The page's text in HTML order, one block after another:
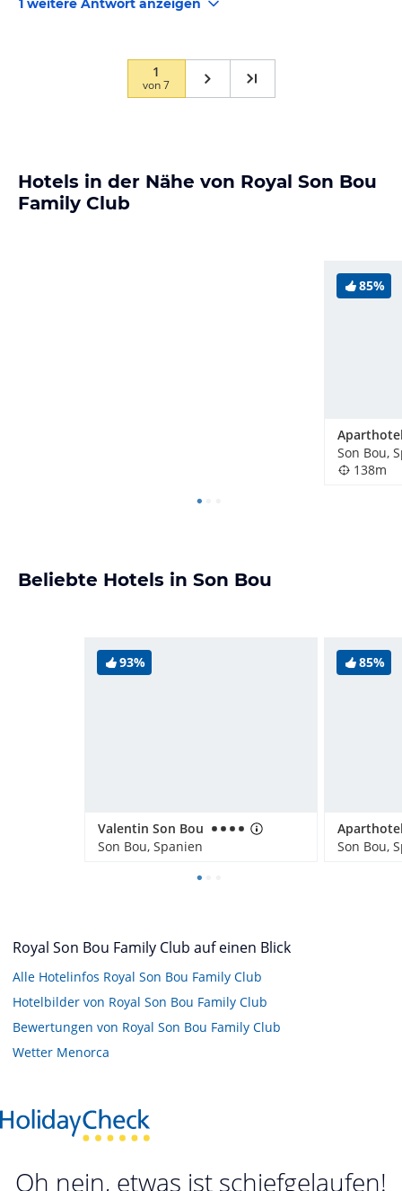
1 weitere Antwort anzeigen
1
von7
Hotels in der Nähe von Royal Son Bou
Family Club
85%
Son Bou,
138m
Beliebte Hotels in Son Bou
93%
Valentin Son Bou
Son Bou, Spanien
85%
Son Bou,
Royal Son Bou Family Club auf einen Blick
Alle Hotelinfos Royal Son Bou Family Club
Hotelbilder von Royal Son Bou Family Club
Bewertungen von Royal Son Bou Family Club
Wetter Menorca
Oh nein, etwas ist schiefgelaufen!